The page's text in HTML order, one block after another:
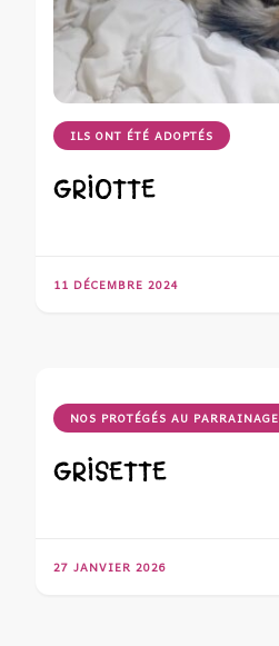
ILS ONT ÉTÉ ADOPTÉS
GRIOTTE
11 DÉCEMBRE 2024
NOS PROTÉGÉS AU PARRAINAGE
GRISETTE
27 JANVIER 2026